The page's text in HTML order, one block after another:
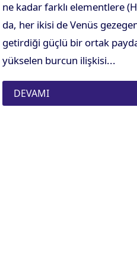
ne kadar farklı elementlere
da, her ikisi de Venüs
getirdiği güçlü bir ortak
yükselen burcun ilişkisi...
DEVAMI